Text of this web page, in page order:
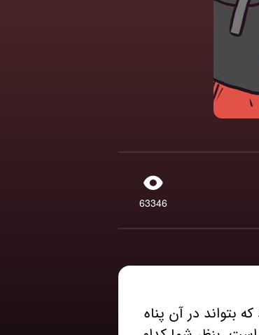
63346
آغاز شد. او موفق شد 2 غار را پیدا کند که بتواند در آن پناه